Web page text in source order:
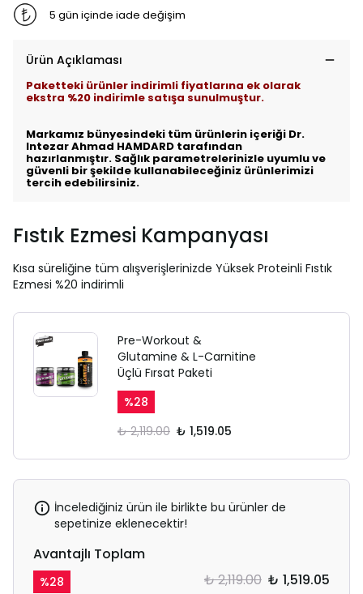
5 gün içinde iade değişim
Ürün Açıklaması
Paketteki ürünler indirimli fiyatlarına ek olarak
ekstra %20 indirimle satışa sunulmuştur.
Markamız bünyesindeki tüm ürünlerin içeriği Dr.
Intezar Ahmad HAMDARD tarafından
hazırlanmıştır. Sağlık parametrelerinizle uyumlu ve
güvenli bir şekilde kullanabileceğiniz ürünlerimizi
tercih edebilirsiniz.
Fıstık Ezmesi Kampanyası
Kısa süreliğine tüm alışverişlerinizde Yüksek Proteinli Fıstık
Ezmesi %20 indirimli
Pre-Workout &
Glutamine & L-Carnitine
Üçlü Fırsat Paketi
%28
₺ 2,119.00 ₺ 1,519.05
İncelediğiniz ürün ile birlikte bu ürünler de
sepetinize eklenecektir!
Avantajlı Toplam
%28 ₺ 2,119.00 ₺ 1,519.05